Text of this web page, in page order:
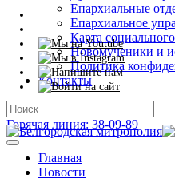
Епархиальные
Епархиальное
Карта
Новомученики и
Политика
Контакты
Горячая линия: 38-09-89
Главная
Новости